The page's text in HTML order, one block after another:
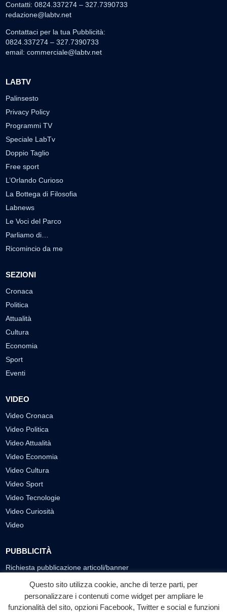
Contatti: 0824.337274 – 327.7390733
redazione@labtv.net
Contattaci per la tua Pubblicità:
0824.337274 – 327.7390733
email: commerciale@labtv.net
LABTV
Palinsesto
Privacy Policy
Programmi TV
Speciale LabTv
Doppio Taglio
Free sport
L’Orlando Curioso
La Bottega di Filosofia
Labnews
Le Voci del Parco
Parliamo di…
Ricomincio da me
SEZIONI
Cronaca
Politica
Attualità
Cultura
Economia
Sport
Eventi
VIDEO
Video Cronaca
Video Politica
Video Attualità
Video Economia
Video Cultura
Video Sport
Video Tecnologie
Video Curiosità
Video
PUBBLICITÀ
Richiesta pubblicazione articoli/banner
SEGUICI SUI SOCIAL
f ◎ ▶
Questo sito utilizza cookie, anche di terze parti, per
personalizzare i contenuti come widget per ampliare le
funzionalità del sito, opzioni Facebook, Twitter e social e funzioni